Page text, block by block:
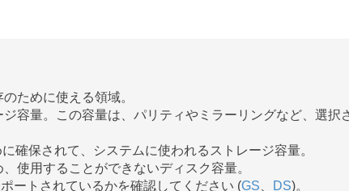
ために使える領域。
容量。この容量は、パリティやミラーリングなど、選択
確保されて、システムに使われるストレージ容量。
使用することができないディスク容量。
ートされているかを確認してください (GS DS)。